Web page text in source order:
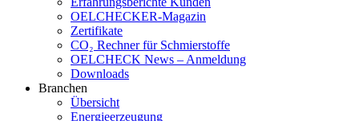
OELCHECKER-Magazin
Zertifikate
CO₂ Rechner für Schmierstoffe
OELCHECK News – Anmeldung
Downloads
Branchen
Übersicht
Energieerzeugung